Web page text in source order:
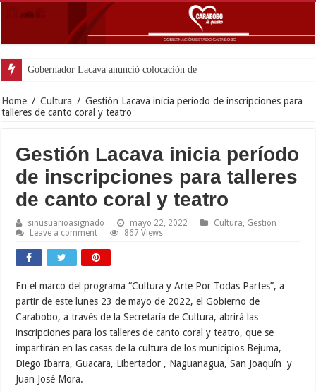
Gobernador Lacava anunció colocación de más de mil 500 t
Home / Cultura / Gestión Lacava inicia período de inscripciones para
talleres de canto coral y teatro
Gestión Lacava inicia período
de inscripciones para talleres
de canto coral y teatro
sinusuarioasignado mayo 22, 2022 Cultura Gestión
Leave a comment
867 Views
En el marco del programa “Cultura y Arte Por Todas Partes”, a
partir de este lunes 23 de mayo de 2022, el Gobierno de
Carabobo, a través de la Secretaría de Cultura, abrirá las
inscripciones para los talleres de canto coral y teatro, que se
impartirán en las casas de la cultura de los municipios Bejuma,
Diego Ibarra, Guacara, Libertador , Naguanagua, San Joaquín y
Juan José Mora.